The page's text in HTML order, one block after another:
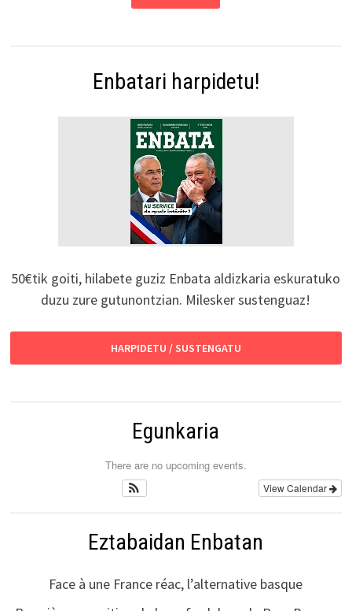
Enbatari harpidetu!
50€tik goiti, hilabete guziz Enbata aldizkaria eskuratuko
duzu zure gutunontzian. Milesker sustenguaz!
HARPIDETU / SUSTENGATU
Egunkaria
There are no upcoming events.
View Calendar
Eztabaidan Enbatan
Face à une France réac, l’alternative basque